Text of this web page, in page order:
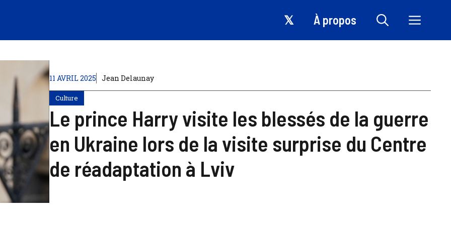
𝕏 À propos
11 AVRIL 2025 Jean Delaunay
Culture
Le prince Harry visite les blessés de la guerre
en Ukraine lors de la visite surprise du Centre
de réadaptation à Lviv